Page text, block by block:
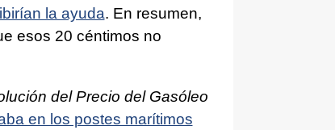
la ayuda. En resumen,
esos 20 céntimos no
del Precio del Gasóleo
en los postes marítimos